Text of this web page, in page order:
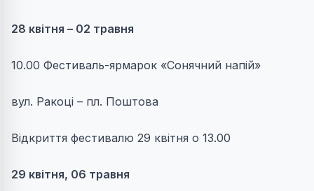
28 квітня – 02 травня
10.00 Фестиваль-ярмарок «Сонячний напій»
вул. Ракоці – пл. Поштова
Відкриття фестивалю 29 квітня о 13.00
29 квітня, 06 травня